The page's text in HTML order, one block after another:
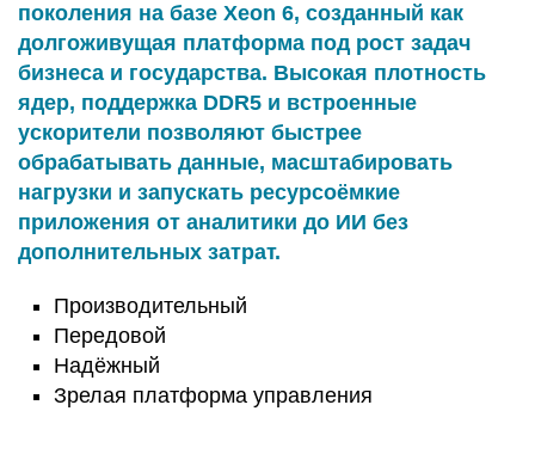
поколения на базе Xeon 6, созданный как
долгоживущая платформа под рост задач
бизнеса и государства. Высокая плотность
ядер, поддержка DDR5 и встроенные
ускорители позволяют быстрее
обрабатывать данные, масштабировать
нагрузки и запускать ресурсоёмкие
приложения от аналитики до ИИ без
дополнительных затрат.
Производительный
Передовой
Надёжный
Зрелая платформа управления